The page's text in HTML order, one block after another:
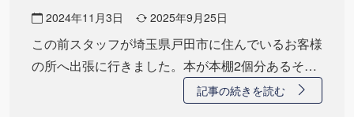
2024年11月3日 2025年9月25日
この前スタッフが埼玉県戸田市に住んでいるお客様
の所へ出張に行きました。本が本棚2個分あるそう
記事の続きを読む